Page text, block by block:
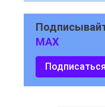
MAX
Подписаться